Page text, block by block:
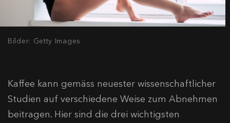
Bilder: Getty Images
Kaffee kann gemäss neuester wissenschaftlicher
Studien auf verschiedene Weise zum Abnehmen
beitragen. Hier sind die drei wichtigsten